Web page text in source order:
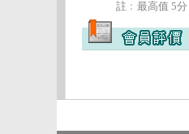
註﹕最高值 5分